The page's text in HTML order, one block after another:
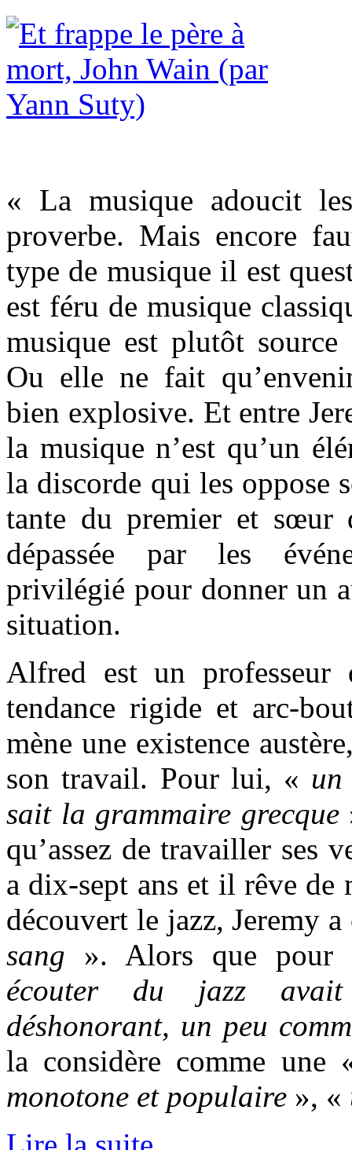
« La musique adoucit
proverbe. Mais encore
type de musique il est
est féru de musique
musique est plutôt
Ou elle ne fait
bien explosive. Et entre
la musique n’est qu’un
la discorde qui les oppose
tante du premier et
dépassée par les
privilégié pour donner un
situation.
Alfred est un professeur
tendance rigide et arc-
mène une existence
son travail. Pour lui, «
sait la grammaire grecque
qu’assez de travailler ses
a dix-sept ans et il rêve de
découvert le jazz, Jeremy
sang ». Alors que
écouter du jazz
déshonorant, un peu
la considère comme
monotone et populaire », «